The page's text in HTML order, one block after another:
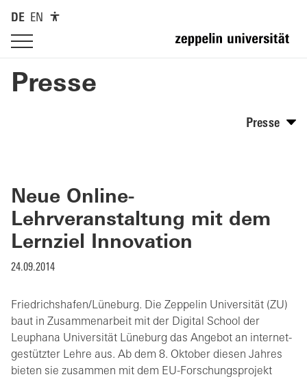
DE EN
Presse
Presse
Neue Online-
Lehrveranstaltung mit dem
Lernziel Innovation
24.09.2014
Friedrichshafen/Lüneburg. Die Zeppelin Universität (ZU)
baut in Zusammenarbeit mit der Digital School der
Leuphana Universität Lüneburg das Angebot an internet-
gestützter Lehre aus. Ab dem 8. Oktober diesen Jahres
bieten sie zusammen mit dem EU-Forschungsprojekt